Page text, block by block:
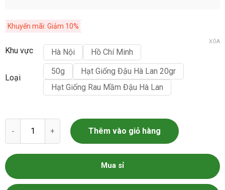
Khuyến mãi: Giảm 10%
Khu vực Hà Nội Hồ Chí Minh
Loại
50g
Hạt Giống Đậu Hà Lan 20gr
Hạt Giống Rau Mầm Đậu Hà Lan
XÓA
Hạt Giống Đậu Hà Lan số lượng
Thêm vào giỏ hàng
Mua sỉ